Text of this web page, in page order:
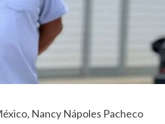
Nancy Nápoles Pacheco